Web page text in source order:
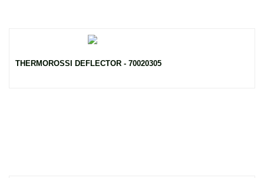
THERMOROSSI DEFLECTOR - 70020305